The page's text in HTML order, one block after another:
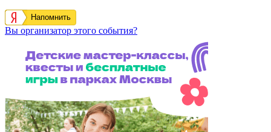
Напомнить
Вы организатор этого события?